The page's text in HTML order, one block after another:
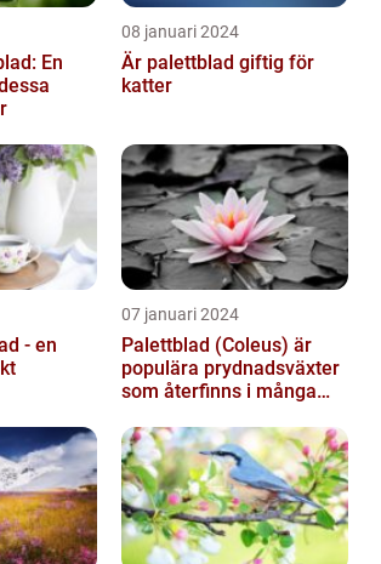
En
08 januari 2024
Är palettblad giftig för
katter
- en
07 januari 2024
Palettblad (Coleus) är
populära prydnadsväxter
som återfinns i många
trädgårdar...